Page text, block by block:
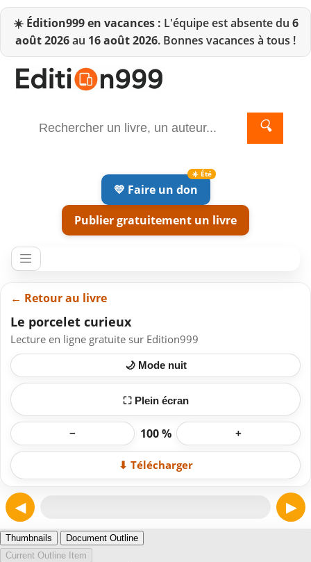
☀️ Édition999 en vacances : L'équipe est absente du 6
août 2026au 16 août 2026. Bonnes vacances à tous !
🔍
💛 Faire un don
Publier gratuitement un livre
← Retour au livre
Le porcelet curieux
Lecture en ligne gratuite sur Edition999
🌙 Mode nuit
⛶ Plein écran
− 100 % +
⬇ Télécharger
◀ ▶
Thumbnails
Document Outline
Current Outline Item